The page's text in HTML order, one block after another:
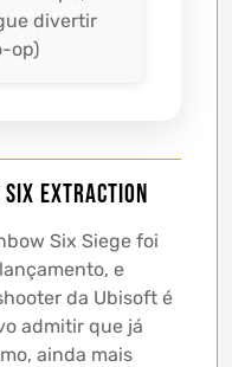
divertir
op)
Six Extraction
Six Siege foi
e
da Ubisoft é
admitir que já
ainda mais